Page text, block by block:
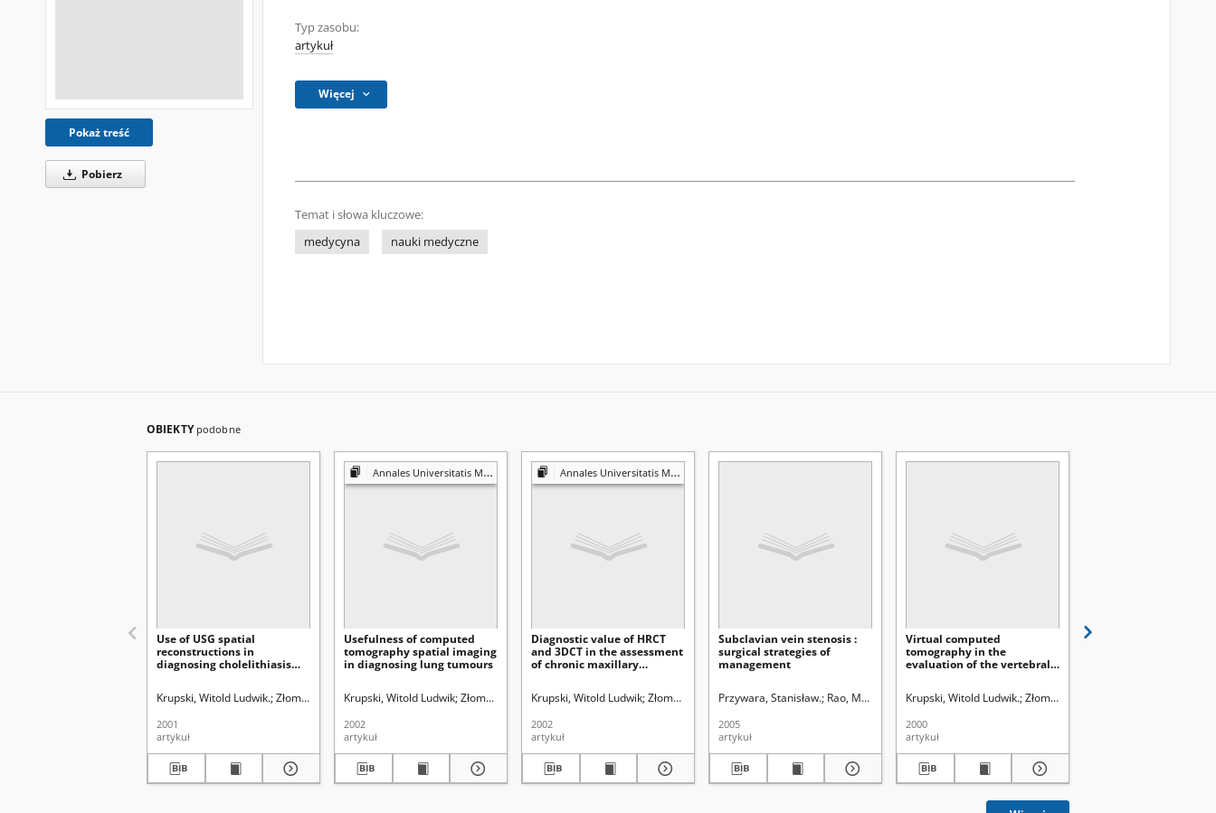
Pokaż treść
Pobierz
Typ zasobu:
artykuł
Więcej
Temat i słowa kluczowe:
medycyna
nauki medyczne
OBIEKTY podobne
Use of USG spatial
reconstructions in
diagnosing cholelithiasis
Krupski, Witold Ludwik. Złomaniec, Janusz. Złomaniec, Janusz.
2001
artykuł
Annales Universitatis Mariae Curie-Skłodowska. Sectio D, Medicina
Usefulness of computed
tomography spatial imaging
in diagnosing lung tumours
Krupski, Witold Ludwik Złomaniec, Janusz Bryc, Stanisław (1928- ). Redaktor sekcji
2002
artykuł
Annales Universitatis Mariae Curie-Skłodowska. Sectio D, Medicina
Diagnostic value of HRCT
and 3DCT in the assessment
of chronic maxillary
Krupski, Witold Ludwik Złomaniec, Janusz Bryc, Stanisław (1928- ). Redaktor sekcji
2002
artykuł
Subclavian vein stenosis :
surgical strategies of
management
Przywara, Stanisław. Rao, Mohan. Russel, Christine. Paluszkiewicz, Andrzej.
2005
artykuł
Virtual computed
tomography in the
evaluation of the vertebral
Krupski, Witold Ludwik. Złomaniec, Grażyna.
2000
artykuł